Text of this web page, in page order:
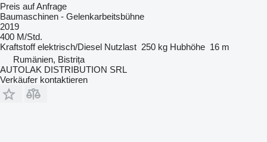
Preis auf Anfrage
Baumaschinen - Gelenkarbeitsbühne
2019
400 M/Std.
Kraftstoff elektrisch/Diesel Nutzlast 250 kg Hubhöhe 16 m
Rumänien, Bistrița
AUTOLAK DISTRIBUTION SRL
Verkäufer kontaktieren